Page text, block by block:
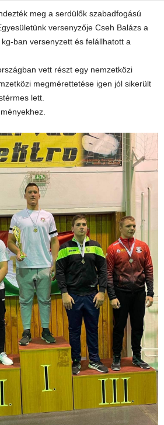
meg a serdülők szabadfogású
versenyzője Cseh Balázs a
ban versenyzett és felállhatott a
vett részt egy nemzetközi
megmérettetése igen jól sikerült
lett.